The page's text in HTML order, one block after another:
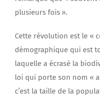
plusieurs fois ».
Cette révolution est le «
démographique qui est
laquelle a écrasé la
loi qui porte son nom «
c’est la taille de la